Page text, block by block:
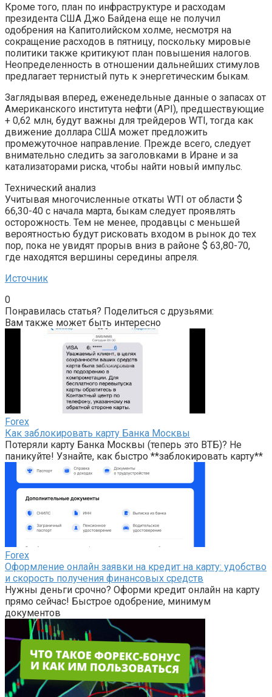
Кроме того, план по инфраструктуре и расходам
президента США Джо Байдена еще не получил
одобрения на Капитолийском холме, несмотря на
сокращение расходов в пятницу, поскольку мировые
политики также критикуют план повышения налогов.
Неопределенность в отношении дальнейших стимулов
предлагает тернистый путь к энергетическим быкам.
Заглядывая вперед, еженедельные данные о запасах от
Американского института нефти (API), предшествующие
+ 0,62 млн, будут важны для трейдеров WTI, тогда как
движение доллара США может предложить
промежуточное направление. Прежде всего, следует
внимательно следить за заголовками в Иране и за
катализаторами риска, чтобы найти новый импульс.
Технический анализ
Учитывая многочисленные откаты WTI от области $
66,30-40 с начала марта, быкам следует проявлять
осторожность. Тем не менее, продавцы с меньшей
вероятностью будут рисковать входом в рынок до тех
пор, пока не увидят прорыв вниз в районе $ 63,80-70,
где находятся вершины середины апреля.
Источник
0
Понравилась статья? Поделиться с друзьями:
Вам также может быть интересно
Forex
Как заблокировать карту Банка Москвы
Потеряли карту Банка Москвы (теперь это ВТБ)? Не
паникуйте! Узнайте, как быстро **заблокировать карту**
Forex
Оформление онлайн заявки на кредит на карту: удобство
и скорость получения финансовых средств
Нужны деньги срочно? Оформи кредит онлайн на карту
прямо сейчас! Быстрое одобрение, минимум
документов